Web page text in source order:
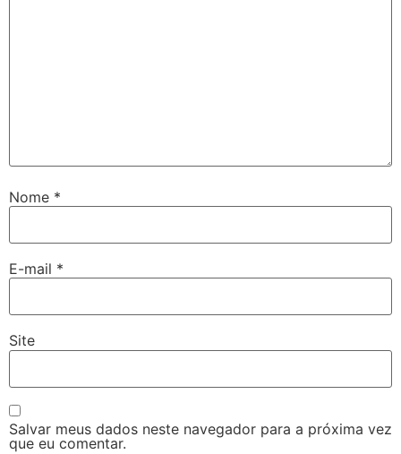
Nome *
E-mail *
Site
Salvar meus dados neste navegador para a próxima vez
que eu comentar.